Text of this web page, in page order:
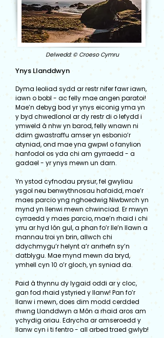
Delwedd: © Croeso Cymru
Ynys Llanddwyn
Dyma leoliad sydd ar restr nifer fawr iawn,
iawn o bobl - ac felly mae angen paratoi!
Mae’n debyg bod yr ynys eiconig yma yn
y byd chwedlonol ar dy restr di o lefydd i
ymweld â nhw yn barod, felly wnawn ni
ddim gwastraffu amser yn esbonio’r
atyniad, ond mae yna gwpwl o fanylion
hanfodol os yda chi am gyrraedd - a
gadael - yr ynys mewn un darn.
Yn ystod cyfnodau prysur, fel gwyliau
ysgol neu benwythnosau hafaidd, mae’r
maes parcio yng nghoedwig Niwbwrch yn
mynd yn llenwi mewn chwinciad. Er mwyn
cyrraedd y maes parcio, mae’n rhaid i chi
yrru ar hyd lôn gul, a phan fo’r lle’n llawn a
mannau troi yn brin, allwch chi
ddychmygu’r helynt a’r anrhefn sy’n
datblygu. Mae mynd mewn da bryd,
ymhell cyn 10 o’r gloch, yn syniad da.
Paid â thynnu dy lygaid oddi ar y cloc,
gan fod rhaid ystyried y llanw! Pan fo’r
llanw i mewn, does dim modd cerdded
rhwng Llanddwyn a Môn a rhaid aros am
ychydig oriau. Edrycha ar amseroedd y
llanw cyn i ti fentro - all arbed traed gwlyb!